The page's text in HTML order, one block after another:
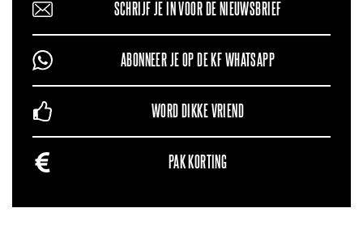
SCHRIJF JE IN VOOR DE NIEUWSBRIEF
ABONNEER JE OP DE KF WHATSAPP
WORD DIKKE VRIEND
PAK KORTING